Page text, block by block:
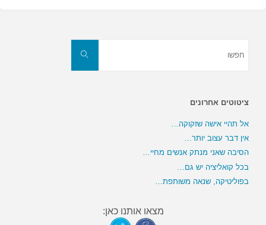
חפשו
ציטוטים אחרונים
אל תהיי אישה שזקוקה…
אין דבר עצוב יותר…
הסיבה שאני מנתק אנשים מחיי…
בכל קואליציה יש גם…
בפוליטיקה, שנאה משותפת…
מצאו אותנו כאן: